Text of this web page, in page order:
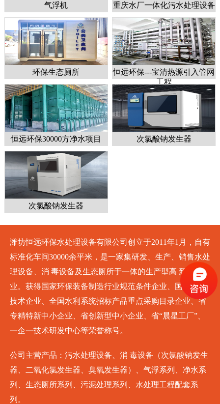
气浮机 重庆水厂一体化污水处理设备
环保生态厕所
恒远环保---宝清热源引入管网
工程
恒远环保30000方净水项目 次氯酸钠发生器
次氯酸钠发生器
潍坊恒远环保水处理设备有限公司创立于2011年1月，自有
标准化车间30000余平米，是一家集研发、生产、销售水处
理设备、消 毒设备及生态厕所于一体的生产型高 新技术企
业。获得国家环保装备制造行业规范条件企业、国家高 新
技术企业、全国水利系统招标产品重点采购目录企业、省
专精特新中小企业、省创新型中小企业、省“晨星工厂”、
一企一技术研发中心等荣誉称号。
公司主营产品：污水处理设备、消 毒设备（次氯酸钠发生
器、二氧化氯发生器、臭氧发生器）、气浮系列、净水系
列、生态厕所系列、污泥处理系列、水处理工程配套系
列。